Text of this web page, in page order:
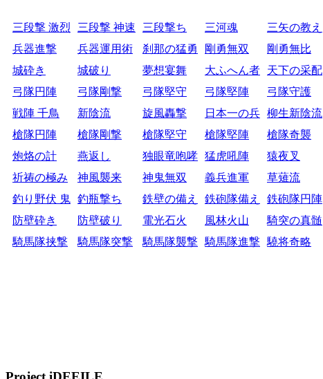
三段撃 激烈 三段撃 神速 三段撃ち 三河魂 三矢の教え
兵器進撃
兵器運用術 刹那の猛勇 剛勇無双 剛勇無比
城砕き
城破り 夢想宴舞 大ふへん者 天下の采配
弓隊円陣
弓隊剛撃 弓隊堅守 弓隊堅陣 弓隊守護
戦陣 千鳥
新陰流 旋風轟撃 日本一の兵 柳生新陰流
槍隊円陣
槍隊剛撃 槍隊堅守 槍隊堅陣 槍隊奇襲
炮烙の計
燕返し 独眼竜咆哮 猛虎吼陣 猿夜叉
祈祷の極み
神風襲来 神鬼無双 義兵進軍 草薙流
釣り野伏 鬼 釣瓶撃ち 鉄壁の備え 鉄砲隊備え 鉄砲隊円陣
防壁砕き
防壁破り 電光石火 風林火山 騎突の真髄
騎馬隊挟撃
騎馬隊突撃 騎馬隊襲撃 騎馬隊進撃 驍将奇略